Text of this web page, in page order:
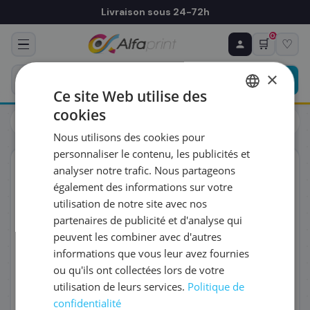
Livraison sous 24-72h
🛒
0
♡
Toners
HP
ORIGINAL
♻ COMMANDE RÉCURRENTE
Prévoyez & économisez
Programmez votre prochain achat — notre équipe
vous prépare un devis personnalisé
RÉFÉRENCE DU PRODUIT
FRÉQUENCE
QUANTITÉ PAR LIVRAISON
DATE DE PREMIÈRE LIVRAISON SOUHAITÉE
×
Ce site Web utilise des
cookies
Nous utilisons des cookies pour
personnaliser le contenu, les publicités et
analyser notre trafic. Nous partageons
également des informations sur votre
utilisation de notre site avec nos
partenaires de publicité et d'analyse qui
peuvent les combiner avec d'autres
informations que vous leur avez fournies
ou qu'ils ont collectées lors de votre
utilisation de leurs services. Politique de
confidentialité